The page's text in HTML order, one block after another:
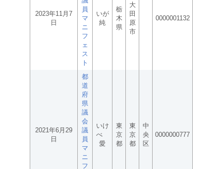
2023年11月7
日
員
マ
ニ
フ
ェ
ス
ト
いが
純
栃
木
県
大
田
原
市
0000001132
2021年6月29
日
都
道
府
県
議
会
議
員
マ
ニ
フ
いけ
べ
愛
東
京
都
東
京
都
中
央
区
0000000777